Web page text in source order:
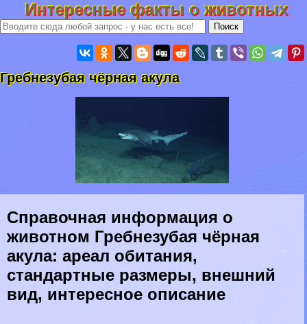
Интересные факты о животных
Гребнезубая чёрная акула
Справочная информация о
животном Гребнезубая чёрная
акула: ареал обитания,
стандартные размеры, внешний
вид, интересное описание